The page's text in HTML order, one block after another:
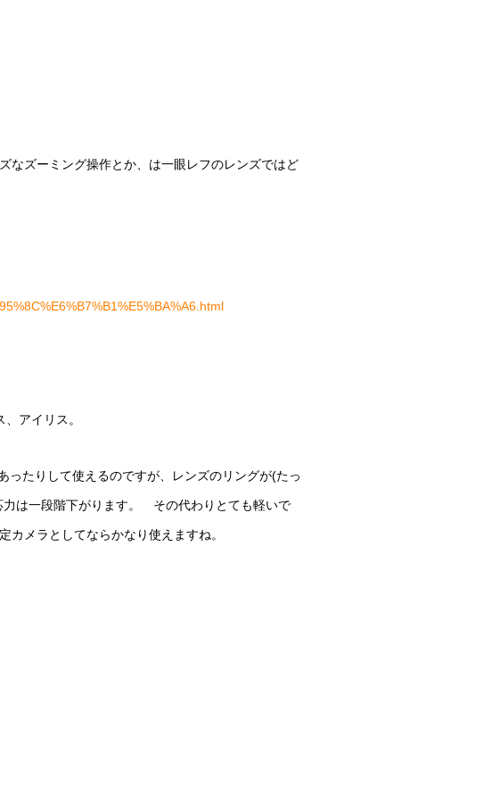
なズーミング操作とか、は一眼レフのレンズではど
アイリス。
たりして使えるのですが、レンズのリングが(たっ
力は一段階下がります。 その代わりとても軽いで
メラとしてならかなり使えますね。